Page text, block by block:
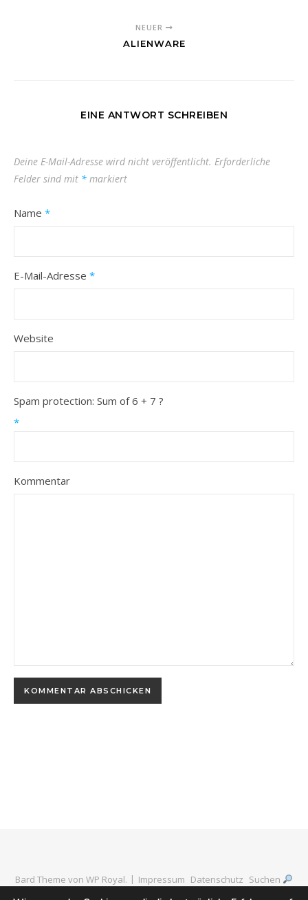
NEUER
ALIENWARE
EINE ANTWORT SCHREIBEN
Deine E-Mail-Adresse wird nicht veröffentlicht. Erforderliche
Felder sind mit * markiert
Name *
E-Mail-Adresse *
Website
Spam protection: Sum of 6 + 7 ?
*
Kommentar
Bard Theme vonWP Royal. Impressum Datenschutz Suchen